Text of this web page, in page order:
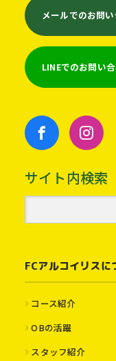
メールでのお問
LINEでのお問い
サイト内検索
FCアルコイリスに
コース紹介
OBの活躍
スタッフ紹介